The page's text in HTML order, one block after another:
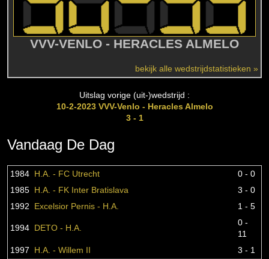
VVV-VENLO - HERACLES ALMELO
bekijk alle wedstrijdstatistieken »
Uitslag vorige (uit-)wedstrijd :
10-2-2023 VVV-Venlo - Heracles Almelo
3 - 1
Vandaag De Dag
1984 H.A. - FC Utrecht
0 - 0
1985 H.A. - FK Inter Bratislava
3 - 0
1992
Excelsior Pernis - H.A. 1 - 5
1994 DETO - H.A.
0 -
11
1997
H.A. - Willem II
3 - 1